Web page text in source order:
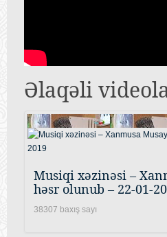
Əlaqəli
Musiqi xəzinəsi –
həsr olunub – 22-01-
38307 baxış sayı